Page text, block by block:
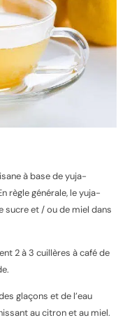
à base de yuja-
règle générale, le yuja-
sucre et / ou de miel dans
2 à 3 cuillères à café de
glaçons et de l’eau
au citron et au miel.